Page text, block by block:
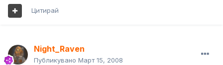
Цитирай
Night_Raven
Публикувано Март 15, 2008